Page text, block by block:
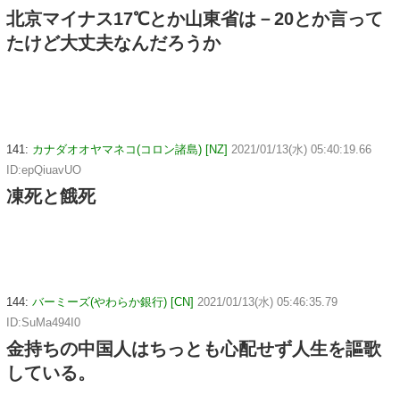
北京マイナス17℃とか山東省は－20とか言って
たけど大丈夫なんだろうか
141: カナダオオヤマネコ(コロン諸島) [NZ] 2021/01/13(水) 05:40:19.66
ID:epQiuavUO
凍死と餓死
144: バーミーズ(やわらか銀行) [CN] 2021/01/13(水) 05:46:35.79
ID:SuMa494I0
金持ちの中国人はちっとも心配せず人生を謳歌
している。